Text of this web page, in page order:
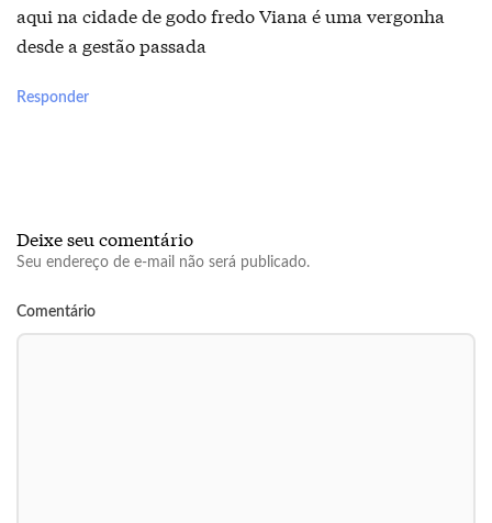
aqui na cidade de godo fredo Viana é uma vergonha
desde a gestão passada
Responder
Deixe seu comentário
Seu endereço de e-mail não será publicado.
Comentário